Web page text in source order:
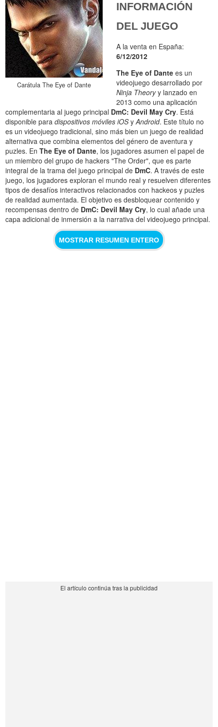
Carátula The Eye of Dante
INFORMACIÓN
DEL JUEGO
A la venta en España:
6/12/2012
The Eye of Dante es un
videojuego desarrollado por
Ninja Theoryy lanzado en
2013 como una aplicación
complementaria al juego principal DmC: Devil May Cry. Está
disponible paradispositivos móviles iOSyAndroid. Este título no
es un videojuego tradicional, sino más bien un juego de realidad
alternativa que combina elementos del género de aventura y
puzles. EnThe Eye of Dante, los jugadores asumen el papel de
un miembro del grupo de hackers "The Order", que es parte
integral de la trama del juego principal de DmC. A través de este
juego, los jugadores exploran el mundo real y resuelven diferentes
tipos de desafíos interactivos relacionados con hackeos y puzles
de realidad aumentada. El objetivo es desbloquear contenido y
recompensas dentro de DmC: Devil May Cry, lo cual añade una
capa adicional de inmersión a la narrativa del videojuego principal.
MOSTRAR RESUMEN ENTERO